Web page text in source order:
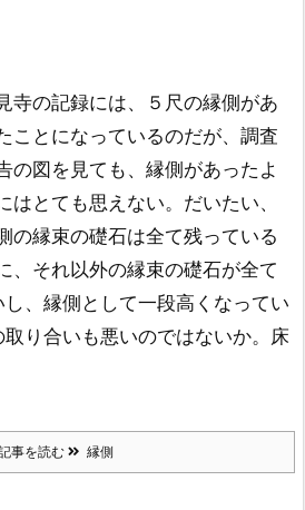
寺の記録には、
５尺の縁側があ
ことになっているのだが、 調査
の図を見ても、 縁側があったよ
はとても思えない。 だいたい、
の縁束の礎石は全て残っている
、 それ以外の縁束の礎石が全て
、 縁側として一段高くなってい
り合いも悪いのではないか。 床
事を読む 縁側